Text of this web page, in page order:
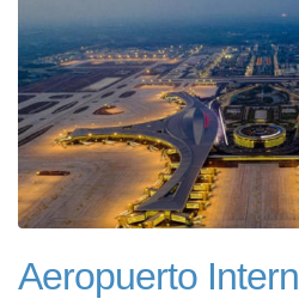
Aeropuerto